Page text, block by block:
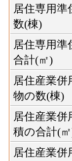
居住専用準
数(棟)
居住専用準
合計(㎡)
居住産業併
物の数(棟)
居住産業併
積の合計(
居住産業併